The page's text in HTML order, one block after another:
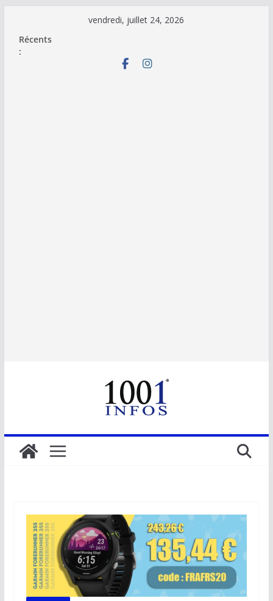
contenu
vendredi, juillet 24, 2026
Récents
: